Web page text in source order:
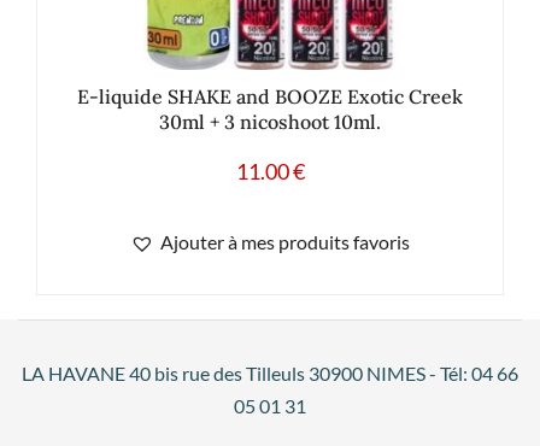
E-liquide SHAKE and BOOZE Exotic Creek
30ml + 3 nicoshoot 10ml.
11.00€
Ajouter à mes produits favoris
LA HAVANE 40 bis rue des Tilleuls 30900 NIMES - Tél: 04 66
05 01 31